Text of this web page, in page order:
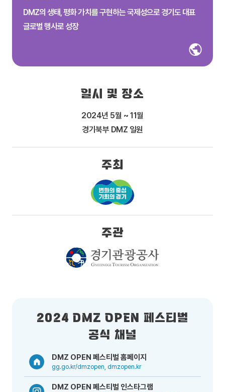
DMZ의 생태, 평화 가치를 구현하는 국제성으로 경기도 대표
글로벌 행사로 성장
일시 및 장소
2024년 5월 ~ 11월
경기북부 DMZ 일원
주최
주관
2024 DMZ OPEN 페스티벌
공식 채널
DMZ OPEN 페스티벌 홈페이지
gg.go.kr/dmzopen, dmzopen.kr
DMZ OPEN 페스티벌 인스타그램